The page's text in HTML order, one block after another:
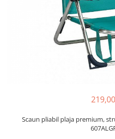
Iluminat piscina
Incalzire piscina
Minipiscine rigide
Scaun pliabil plaja premium,